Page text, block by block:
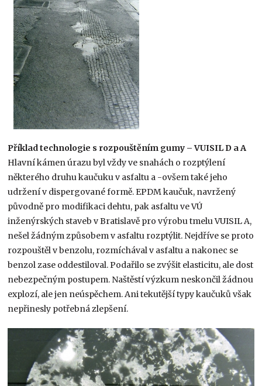
Příklad technologie s rozpouštěním gumy – VUISIL D a A
Hlavní kámen úrazu byl vždy ve snahách o rozptýlení
některého druhu kaučuku v asfaltu a -ovšem také jeho
udržení v dispergované formě. EPDM kaučuk, navržený
původně pro modifikaci dehtu, pak asfaltu ve VÚ
inženýrských staveb v Bratislavě pro výrobu tmelu VUISIL A,
nešel žádným způsobem v asfaltu rozptýlit. Nejdříve se proto
rozpouštěl v benzolu, rozmíchával v asfaltu a nakonec se
benzol zase oddestiloval. Podařilo se zvýšit elasticitu, ale dost
nebezpečným postupem. Naštěstí výzkum neskončil žádnou
explozí, ale jen neúspěchem. Ani tekutější typy kaučuků však
nepřinesly potřebná zlepšení.